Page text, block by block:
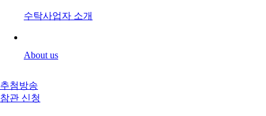
수탁사업자 소개
About us
추첨방송
참관 신청